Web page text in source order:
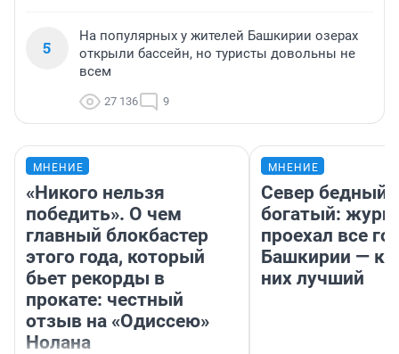
5
На популярных у жителей Башкирии озерах
открыли бассейн, но туристы довольны не
всем
27 136 9
МНЕНИЕ
«Никого нельзя
победить». О чем
главный блокбастер
этого года, который
бьет рекорды в
прокате: честный
отзыв на «Одиссею»
Нолана
МНЕНИЕ
Север бедный,
богатый:
проехал все
Башкирии —
них лучший